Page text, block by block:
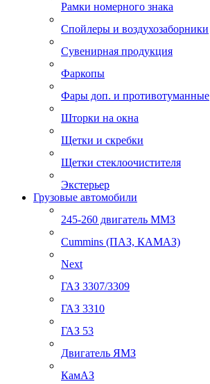
Рамки номерного знака
Спойлеры и воздухозаборники
Сувенирная продукция
Фаркопы
Фары доп. и противотуманные
Шторки на окна
Щетки и скребки
Щетки стеклоочистителя
Экстерьер
Грузовые автомобили
245-260 двигатель ММЗ
Cummins (ПАЗ, КАМАЗ)
Next
ГАЗ 3307/3309
ГАЗ 3310
ГАЗ 53
Двигатель ЯМЗ
КамАЗ